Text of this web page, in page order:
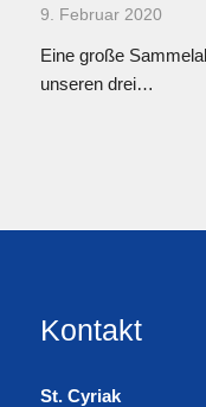
9. Februar 2020
Eine große
unseren drei…
Kontakt
St. Cyriak